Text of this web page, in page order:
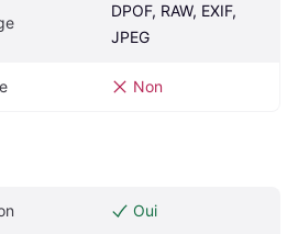
DPOF, RAW, EXIF,
JPEG
Non
Oui